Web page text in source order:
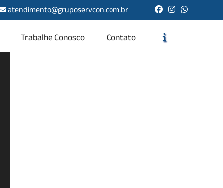
atendimento@gruposervcon.com.br
Trabalhe Conosco Contato